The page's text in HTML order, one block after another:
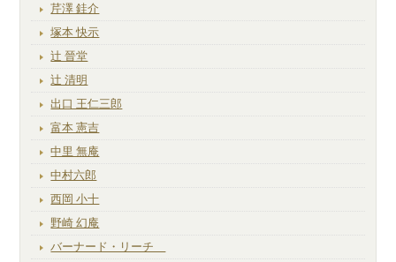
芹澤 銈介
塚本 快示
辻 晉堂
辻 清明
出口 王仁三郎
富本 憲吉
中里 無庵
中村六郎
西岡 小十
野崎 幻庵
バーナード・リーチ